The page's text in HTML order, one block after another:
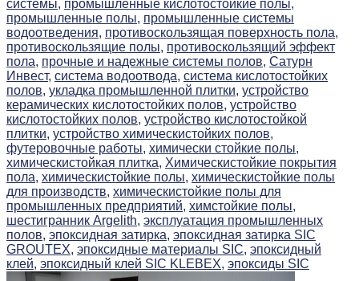
системы, промышленные кислотостойкие полы,
промышленные полы, промышленные системы
водоотведения, противоскользящая поверхность пола,
противоскользящие полы, противоскользящий эффект
пола, прочные и надежные системы полов, Сатурн
Инвест, система водоотвода, система кислотостойких
полов, укладка промышленной плитки, устройство
керамических кислотостойких полов, устройство
кислотостойких полов, устройство кислотостойкой
плитки, устройство химическистойких полов,
футеровочные работы, химически стойкие полы,
химическистойкая плитка, Химическистойкие покрытия
пола, химическистойкие полы, химическистойкие полы
для производств, химическистойкие полы для
промышленных предприятий, химстойкие полы,
шестигранник Argelith, эксплуатация промышленных
полов, эпоксидная затирка, эпоксидная затирка SIC
GROUTEX, эпоксидные материалы SIC, эпоксидный
клей, эпоксидный клей SIC KLEBEX, эпоксиды SIC